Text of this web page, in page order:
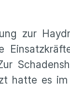
zur
hatte es